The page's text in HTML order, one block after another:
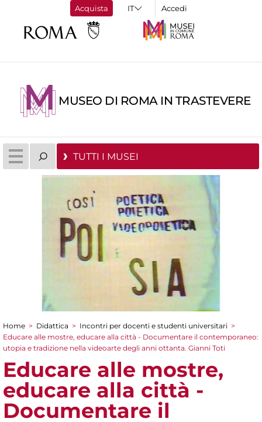
Acquista Accedi
MUSEO DI ROMA IN TRASTEVERE
TUTTI I MUSEI
Tu sei qui
Home > Didattica > Incontri per docenti e studenti universitari >
Educare alle mostre, educare alla città - Documentare il contemporaneo:
utopia e tradizione nella videoarte degli anni ottanta. Gianni Toti
Educare alle mostre,
educare alla città -
Documentare il